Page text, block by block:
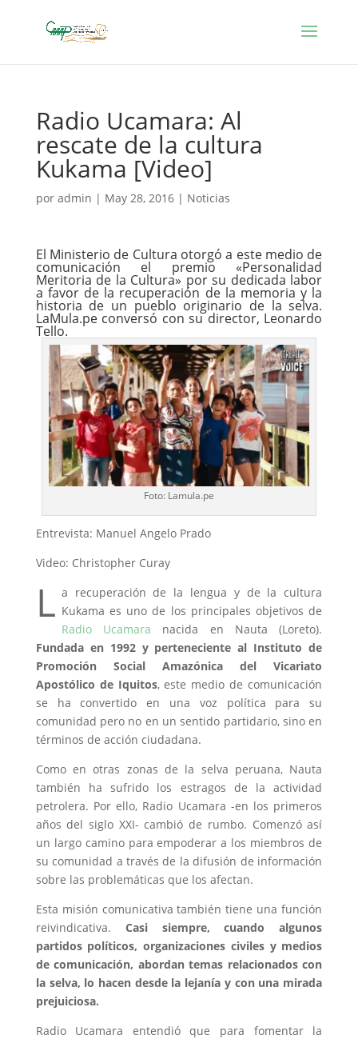
Radio Ucamara: Al
rescate de la cultura
Kukama [Video]
por admin | May 28, 2016| Noticias
El Ministerio de Cultura otorgó a este medio de
comunicación el premio «Personalidad
Meritoria de la Cultura» por su dedicada labor
a favor de la recuperación de la memoria y la
historia de un pueblo originario de la selva.
LaMula.pe conversó con su director, Leonardo
Tello.
Foto: Lamula.pe
Entrevista: Manuel Angelo Prado
Video: Christopher Curay
L a recuperación de la lengua y de la cultura
Kukama es uno de los principales objetivos de
Radio Ucamara nacida en Nauta (Loreto).
Fundada en 1992 y perteneciente al Instituto de
Promoción Social Amazónica del Vicariato
Apostólico de Iquitos, este medio de comunicación
se ha convertido en una voz política para su
comunidad pero no en un sentido partidario, sino en
términos de acción ciudadana.
Como en otras zonas de la selva peruana, Nauta
también ha sufrido los estragos de la actividad
petrolera. Por ello, Radio Ucamara -en los primeros
años del siglo XXI- cambió de rumbo. Comenzó así
un largo camino para empoderar a los miembros de
su comunidad a través de la difusión de información
sobre las problemáticas que los afectan.
Esta misión comunicativa también tiene una función
reivindicativa. Casi siempre, cuando algunos
partidos políticos, organizaciones civiles y medios
de comunicación, abordan temas relacionados con
la selva, lo hacen desde la lejanía y con una mirada
prejuiciosa.
Radio Ucamara entendió que para fomentar la